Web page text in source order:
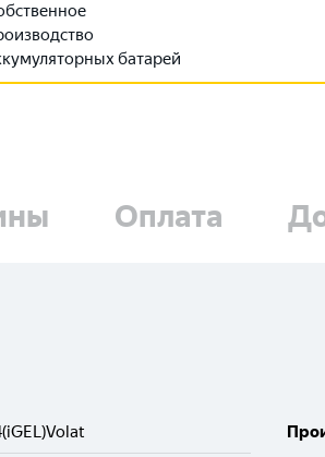
батарей
Оплата